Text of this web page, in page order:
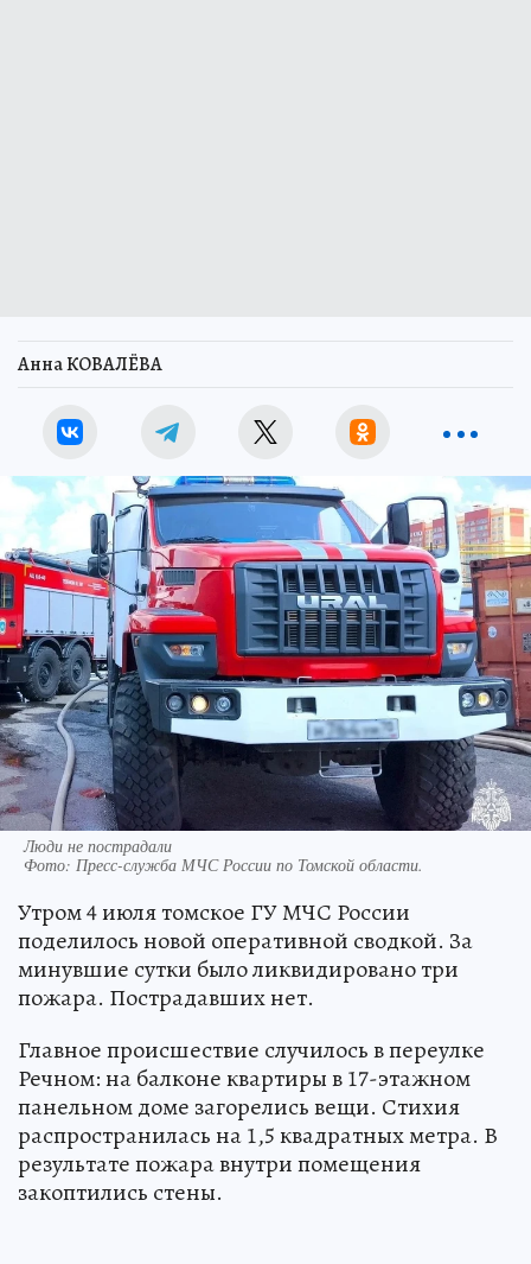
Анна КОВАЛЁВА
Люди не пострадали
Фото: Пресс-служба МЧС России по Томской области.
Утром 4 июля томское ГУ МЧС России
поделилось новой оперативной сводкой. За
минувшие сутки было ликвидировано три
пожара. Пострадавших нет.
Главное происшествие случилось в переулке
Речном: на балконе квартиры в 17-этажном
панельном доме загорелись вещи. Стихия
распространилась на 1,5 квадратных метра. В
результате пожара внутри помещения
закоптились стены.